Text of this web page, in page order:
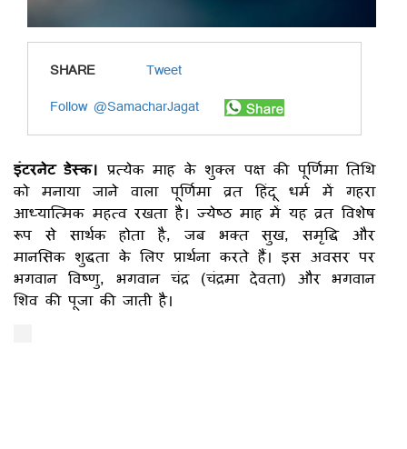
SHARE
Tweet
Follow @SamacharJagat
इंटरनेट डेस्क। प्रत्येक माह के शुक्ल पक्ष की पूर्णिमा तिथि
को मनाया जाने वाला पूर्णिमा व्रत हिंदू धर्म में गहरा
आध्यात्मिक महत्व रखता है। ज्येष्ठ माह में यह व्रत विशेष
रूप से सार्थक होता है, जब भक्त सुख, समृद्धि और
मानसिक शुद्धता के लिए प्रार्थना करते हैं। इस अवसर पर
भगवान विष्णु, भगवान चंद्र (चंद्रमा देवता) और भगवान
शिव की पूजा की जाती है।